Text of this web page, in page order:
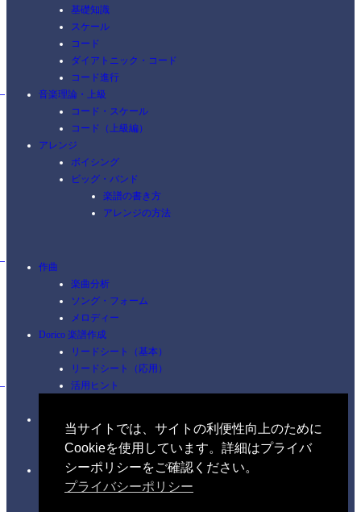
基礎知識
スケール
コード
ダイアトニック・コード
コード進行
音楽理論・上級
コード・スケール
コード（上級編）
アレンジ
ボイシング
ビッグ・バンド
楽譜の書き方
アレンジの方法
作曲
楽曲分析
ソング・フォーム
メロディー
Dorico 楽譜作成
リードシート（基本）
リードシート（応用）
活用ヒント
コードを覚える
練習
イヤートレーニング
聴音（初級編）
当サイトでは、サイトの利便性向上のために
Cookieを使用しています。詳細はプライバ
シーポリシーをご確認ください。
プライバシーポリシー